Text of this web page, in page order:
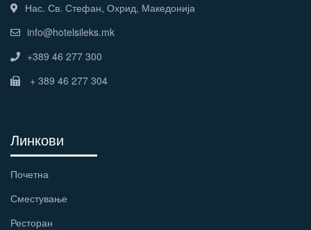
Нас. Св. Стефан, Охрид, Македонија
info@hotelsileks.mk
+389 46 277 300
+ 389 46 277 304
Линкови
Почетна
Сместување
Ресторан